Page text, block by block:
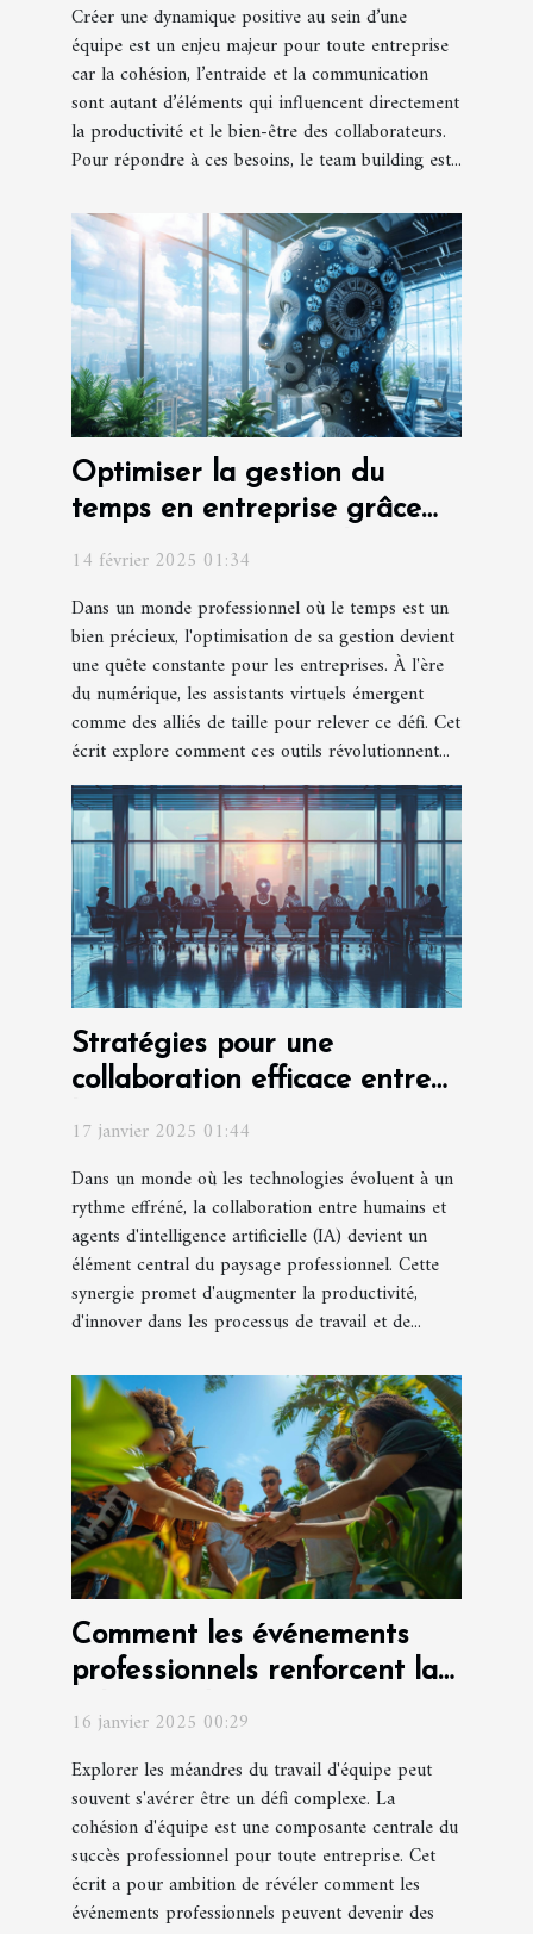
Créer une dynamique positive au sein d’une
équipe est un enjeu majeur pour toute entreprise
car la cohésion, l’entraide et la communication
sont autant d’éléments qui influencent directement
la productivité et le bien-être des collaborateurs.
Pour répondre à ces besoins, le team building est...
Optimiser la gestion du
temps en entreprise grâce
14 février 2025 01:34
Dans un monde professionnel où le temps est un
bien précieux, l'optimisation de sa gestion devient
une quête constante pour les entreprises. À l'ère
du numérique, les assistants virtuels émergent
comme des alliés de taille pour relever ce défi. Cet
écrit explore comment ces outils révolutionnent...
Stratégies pour une
collaboration efficace entre
humains et agents IA
17 janvier 2025 01:44
Dans un monde où les technologies évoluent à un
rythme effréné, la collaboration entre humains et
agents d'intelligence artificielle (IA) devient un
élément central du paysage professionnel. Cette
synergie promet d'augmenter la productivité,
d'innover dans les processus de travail et de...
Comment les événements
professionnels renforcent la
16 janvier 2025 00:29
Explorer les méandres du travail d'équipe peut
souvent s'avérer être un défi complexe. La
cohésion d'équipe est une composante centrale du
succès professionnel pour toute entreprise. Cet
écrit a pour ambition de révéler comment les
événements professionnels peuvent devenir des